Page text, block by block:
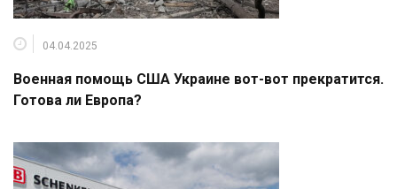
04.04.2025
Военная помощь США Украине вот-вот прекратится.
Готова ли Европа?